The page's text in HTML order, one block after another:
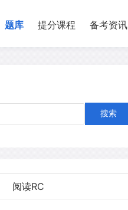
题库 提分课程 备考资讯
搜索
阅读RC